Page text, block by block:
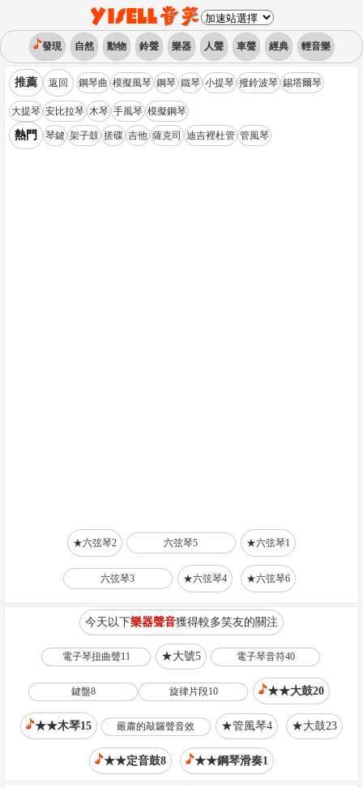
發現 自然 動物 鈴聲 樂器 人聲 車聲 經典 輕音樂
推薦 返回 鋼琴曲 模擬風琴 鋼琴 鐵琴 小提琴 撥鈴波琴 錫塔爾琴
大提琴 安比拉琴 木琴 手風琴 模擬鋼琴
熱門 琴鍵 架子鼓 搓碟 吉他 薩克司 迪吉裡杜管 管風琴
★六弦琴2 六弦琴5 ★六弦琴1
六弦琴3 ★六弦琴4 ★六弦琴6
今天以下樂器聲音獲得較多笑友的關注
電子琴扭曲聲11 ★大號5 電子琴音符40
鍵盤8 旋律片段10 ★★大鼓20
★★木琴15 嚴肅的敲鑼聲音效 ★管風琴4 ★大鼓23
★★定音鼓8 ★★鋼琴滑奏1